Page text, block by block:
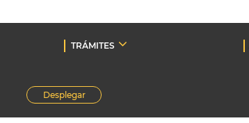
TRÁMITES
Desplegar